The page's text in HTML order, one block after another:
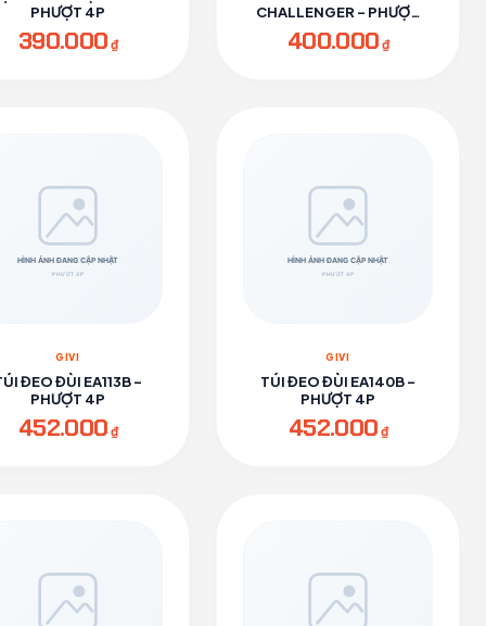
PHƯỢT 4P
390.000₫
CHALLENGER - PHƯỢT
4P
400.000₫
GIVI
ĐEO ĐÙI EA113B -
PHƯỢT 4P
452.000₫
GIVI
TÚI ĐEO ĐÙI EA140B -
PHƯỢT 4P
452.000₫